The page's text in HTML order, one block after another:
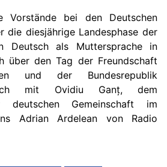
Vorstände bei den Deutschen
die diesjährige Landesphase der
Deutsch als Muttersprache in
über den Tag der Freundschaft
und der Bundesrepublik
mit Ovidiu Ganț,dem
deutschen Gemeinschaft im
Adrian Ardelean von Radio